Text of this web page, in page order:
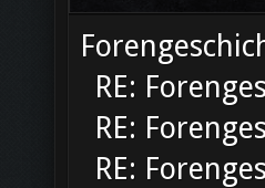
RE:
RE:
RE: